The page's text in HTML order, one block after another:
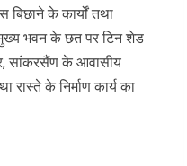
बिछाने के कार्यों तथा
मुख्य भवन के छत पर टिन शेड
सांकरसैंण के आवासीय
रास्ते के निर्माण कार्य का